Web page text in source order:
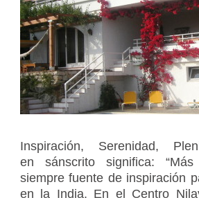
Inspiración, Serenidad,
en sánscrito significa:
siempre fuente de inspiración
en la India. En el Centro